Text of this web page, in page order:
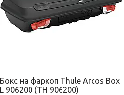
Бокс на фаркоп Thule Arcos Box
L 906200 (TH 906200)